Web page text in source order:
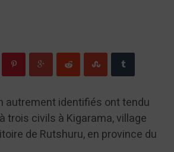
autrement identifiés ont tendu
trois civils à Kigarama, village
de Rutshuru, en province du